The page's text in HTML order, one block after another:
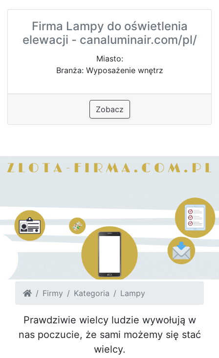
Firma Lampy do oświetlenia
elewacji - canaluminair.com/pl/
Miasto:
Branża: Wyposażenie wnętrz
Zobacz
Firmy Kategoria Lampy
Prawdziwie wielcy ludzie wywołują w
nas poczucie, że sami możemy się stać
wielcy.